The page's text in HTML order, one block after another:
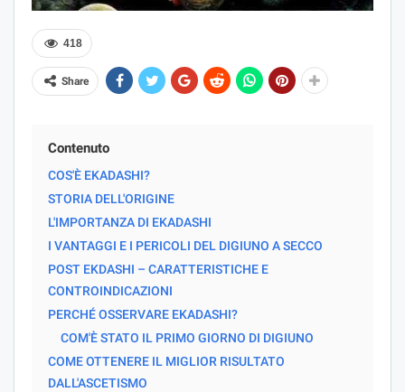
418
Share
Contenuto
COS'È EKADASHI?
STORIA DELL'ORIGINE
L'IMPORTANZA DI EKADASHI
I VANTAGGI E I PERICOLI DEL DIGIUNO A SECCO
POST EKDASHI – CARATTERISTICHE E
CONTROINDICAZIONI
PERCHÉ OSSERVARE EKADASHI?
COM'È STATO IL PRIMO GIORNO DI DIGIUNO
COME OTTENERE IL MIGLIOR RISULTATO
DALL'ASCETISMO